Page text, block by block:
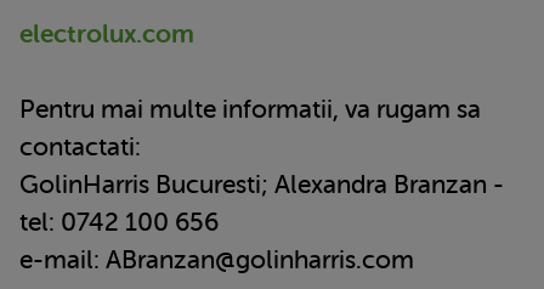
electrolux.com
Pentru mai multe informatii, va rugam sa
contactati:
GolinHarris Bucuresti; Alexandra Branzan -
tel: 0742 100 656
e-mail: ABranzan@golinharris.com